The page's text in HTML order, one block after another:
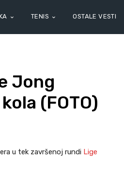
TENIS OSTALE VESTI
Jong
(FOTO)
u tek završenoj rundi Lige